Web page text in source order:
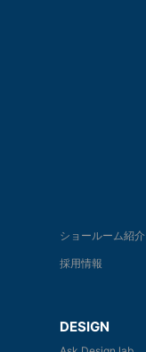
ショールーム紹介
採用情報
DESIGN